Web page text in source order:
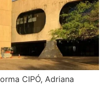
CIPÓ, Adriana